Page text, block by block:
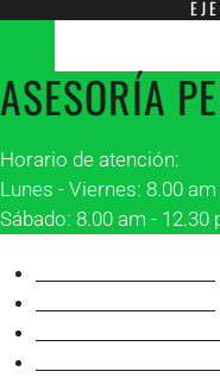
ASESORÍA
Horario de atención:
Lunes - Viernes: 8.00
Sábado: 8.00 am - 12.30